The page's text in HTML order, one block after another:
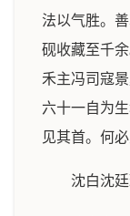
法以气胜。
砚收藏至千
禾主冯司寇
六十一自为
见其首。何
沈白沈